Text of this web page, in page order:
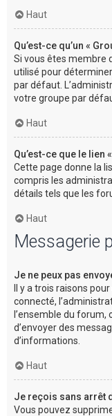
Haut
Qu’est-ce qu’un «
Si vous êtes membre
utilisé pour
par défaut.
votre groupe par
Haut
Qu’est-ce que le lien
Cette page donne la
compris les
détails tels que les
Haut
Messagerie
Je ne peux pas
Il y a trois raisons
connecté,
l’ensemble du forum,
d’envoyer des
d’informations.
Haut
Je reçois sans arrêt
Vous pouvez